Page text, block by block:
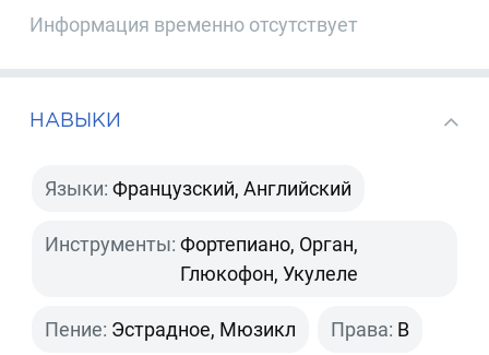
Информация временно отсутствует
НАВЫКИ
Языки: Французский, Английский
Инструменты: Фортепиано, Орган,
Глюкофон, Укулеле
Пение: Эстрадное, Мюзикл Права: B